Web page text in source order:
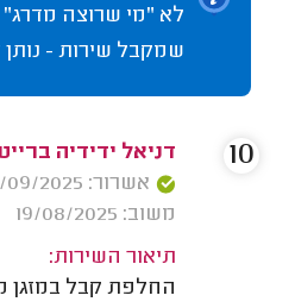
לא "מי שרוצה
שמקבל שירות - נותן
דניאל ידידיה
אשרור: 18/09/2025
משוב: 19/08/2025
תיאור השירות:
החלפת קבל במזגן
10